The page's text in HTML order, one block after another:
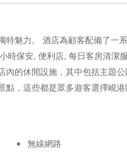
特魅力。 酒店為顧客配備了
時保安, 便利店, 每日客房清
內的休閒設施，其中包括主題
點，這些都是眾多遊客選擇峴
無線網路